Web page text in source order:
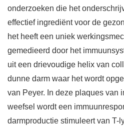
onderzoeken die het
effectief ingrediënt voor de
het heeft een uniek
gemedieerd door het
uit een drievoudige helix van
dunne darm waar het wordt
van Peyer. In deze plaques van
weefsel wordt een
darmproductie stimuleert van T-